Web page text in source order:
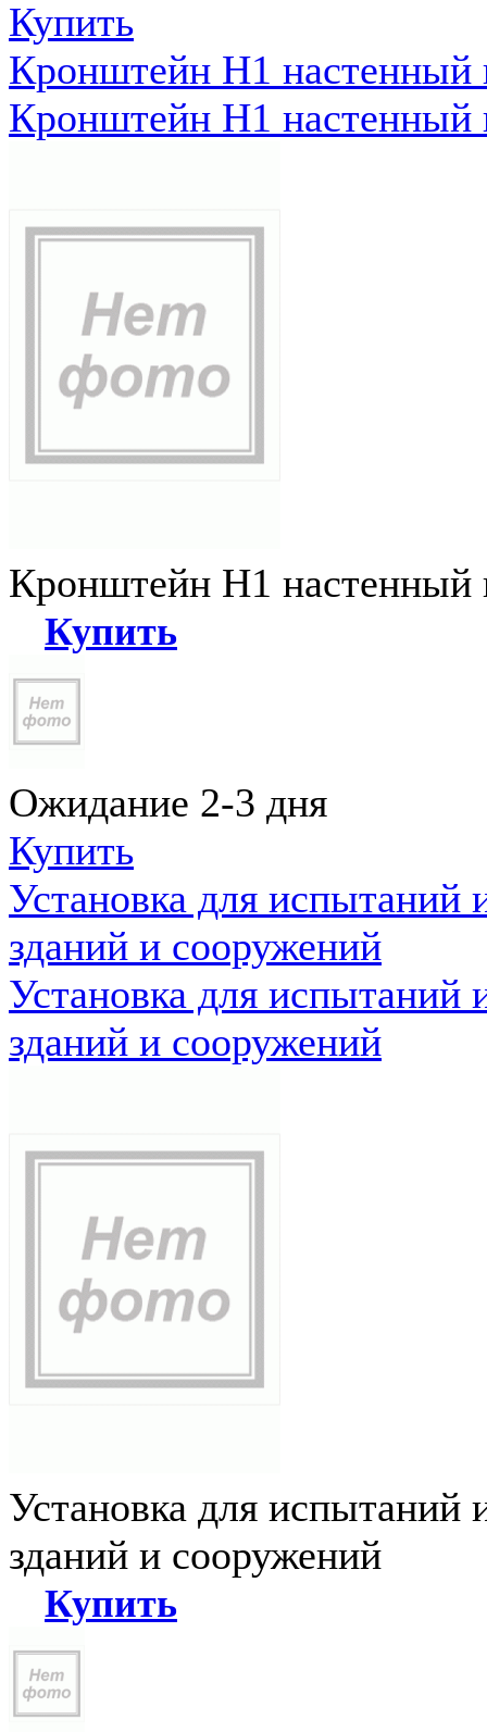
Купить
Кронштейн Н1
Кронштейн Н1
Кронштейн Н1
Купить
Ожидание 2-3 дня
Купить
Установка для испытаний
зданий и сооружений
Установка для испытаний
зданий и сооружений
Установка для испытаний
зданий и сооружений
Купить